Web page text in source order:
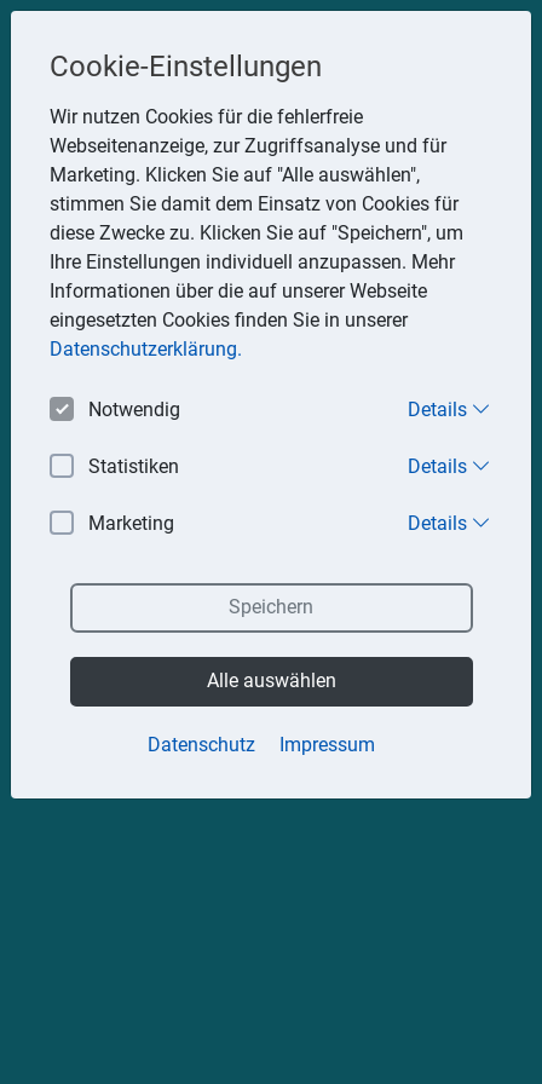
Steuerberater
Uwe Glauner
Erlachstraße 28, 75217 Birkenfeld
Telefon: 07082 7935533
Mobil: 0151 15330111
E-Mail:stbglauner@t-online.de
Impressum Datenschutz
Cookie-Einstellungen
Wir nutzen Cookies für die fehlerfreie
Webseitenanzeige, zur Zugriffsanalyse und für
Marketing. Klicken Sie auf "Alle auswählen",
stimmen Sie damit dem Einsatz von Cookies für
diese Zwecke zu. Klicken Sie auf "Speichern", um
Ihre Einstellungen individuell anzupassen. Mehr
Informationen über die auf unserer Webseite
eingesetzten Cookies finden Sie in unserer
Datenschutzerklärung.
Notwendig Details
Statistiken Details
Marketing Details
Datenschutz Impressum
Speichern
Alle auswählen